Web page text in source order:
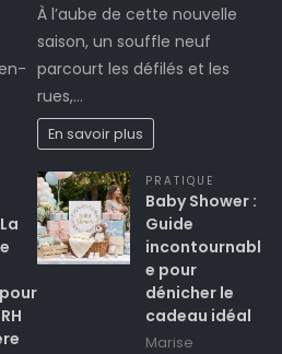
À l’aube de cette nouvelle
saison, un souffle neuf
parcourt les défilés et les
rues,…
En savoir plus
PRATIQUE
Baby Shower :
Guide
incontournabl
e pour
dénicher le
cadeau idéal
Marise